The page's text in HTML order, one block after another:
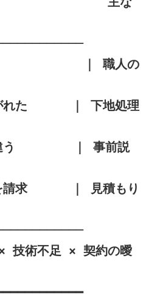
｜ 職人の
れた      ｜ 下地処理
違う        ｜ 事前説
請求      ｜ 見積もり
技術不足 × 契約の曖